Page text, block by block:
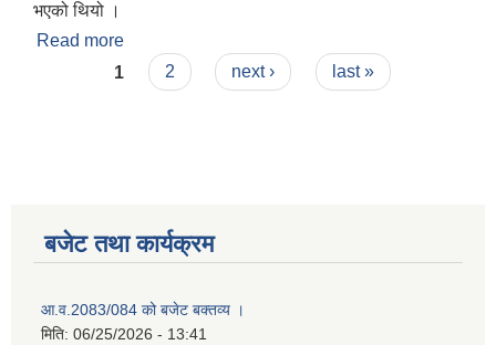
भएको थियो ।
Read more
Pages
1 2 next › last »
बजेट तथा कार्यक्रम
आ.व.2083/084 को बजेट बक्तव्य ।
मिति: 06/25/2026 - 13:41